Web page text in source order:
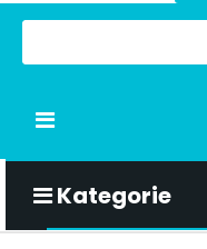
Kategorie
Przełącz